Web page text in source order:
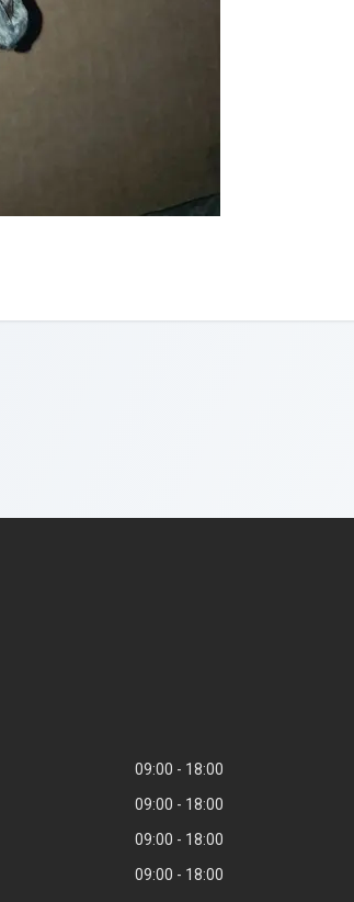
09:00
18:00
09:00
18:00
09:00
18:00
09:00
18:00